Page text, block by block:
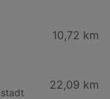
10,72 km
22,09 km